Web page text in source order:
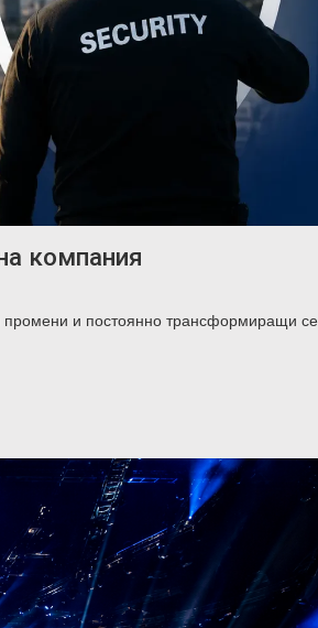
компания
промени и постоянно трансформиращи се